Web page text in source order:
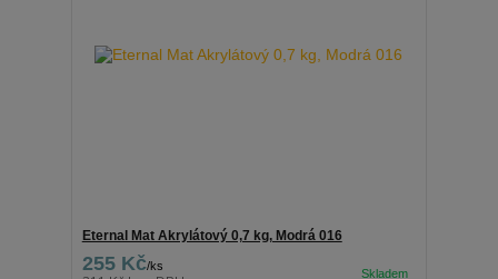
Eternal Mat Akrylátový 0,7 kg, Modrá 016
255 Kč/ks